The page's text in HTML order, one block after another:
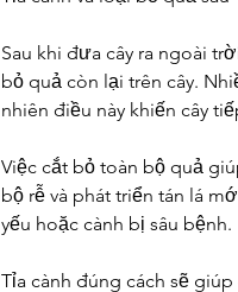
Sau khi đưa cây ra ngoài
bỏ quả còn lại trên cây.
nhiên điều này khiến cây
Việc cắt bỏ toàn bộ quả
bộ rễ và phát triển tán lá
yếu hoặc cành bị sâu bệnh.
Tỉa cành đúng cách sẽ